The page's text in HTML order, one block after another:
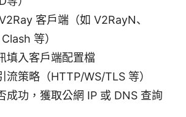
客戶端（如 V2RayN、
等）
填入客戶端配置檔
流策略（HTTP/WS/TLS 等）
成功，獲取公網 IP 或 DNS 查詢